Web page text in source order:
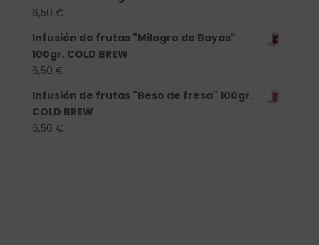
6,50 €
Infusión de frutas "Milagro de Bayas"
100gr. COLD BREW
6,50 €
Infusión de frutas "Beso de fresa" 100gr.
COLD BREW
6,50 €